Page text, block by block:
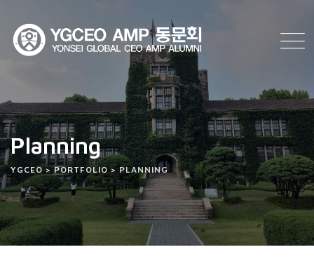
content
Planning
YGCEO>PORTFOLIO>PLANNING